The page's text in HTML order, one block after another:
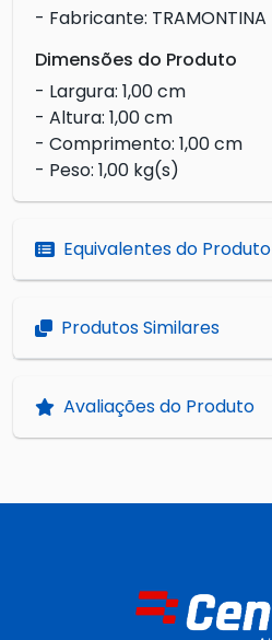
- Fabricante: TRAMONTINA
Dimensões do Produto
- Largura: 1,00 cm
- Altura: 1,00 cm
- Comprimento: 1,00 cm
- Peso: 1,00 kg(s)
Equivalentes do Produto
Produtos Similares
Avaliações do Produto